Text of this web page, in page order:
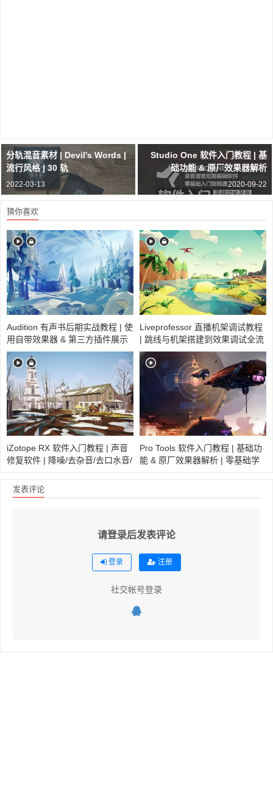
分轨混音素材 | Devil's Words |
流行风格 | 30 轨
2022-03-13
Studio One 软件入门教程 | 基
础功能 & 原厂效果器解析
2020-09-22
猜你喜欢
Audition 有声书后期实战教程 | 使
用自带效果器 & 第三方插件展示
混音全流程
Liveprofessor 直播机架调试教程
| 跳线与机架搭建到效果调试全流
程演示
iZotope RX 软件入门教程 | 声音
修复软件 | 降噪/去杂音/去口水音/
Pro Tools 软件入门教程 | 基础功
能 & 原厂效果器解析 | 零基础学
发表评论
请登录后发表评论
登录 注册
社交帐号登录